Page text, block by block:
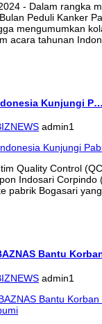
- Dalam rangka
Peduli Kanker
mengumumkan
acara tahunan
Kunjungi P…
admin1
Quality Control
Indosari Corpindo
pabrik Bogasari
Bantu
admin1